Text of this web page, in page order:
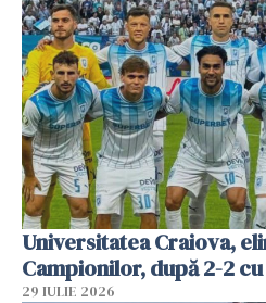
Universitatea Craiova,
Campionilor, după 2-2
29 IULIE 2026